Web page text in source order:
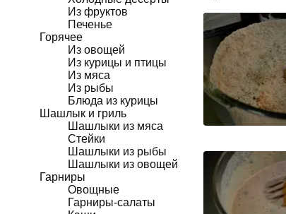
Из фруктов
Печенье
Горячее
Из овощей
Из курицы и птицы
Из мяса
Из рыбы
Блюда из курицы
Шашлык и гриль
Шашлыки из мяса
Стейки
Шашлыки из рыбы
Шашлыки из овощей
Гарниры
Овощные
Гарниры-салаты